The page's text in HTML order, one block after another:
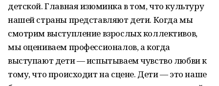
детской. Главная изюминка в том, что культуру
нашей страны представляют дети. Когда мы
смотрим выступление взрослых коллективов,
мы оцениваем профессионалов, а когда
выступают дети — испытываем чувство любви к
тому, что происходит на сцене. Дети — это наше